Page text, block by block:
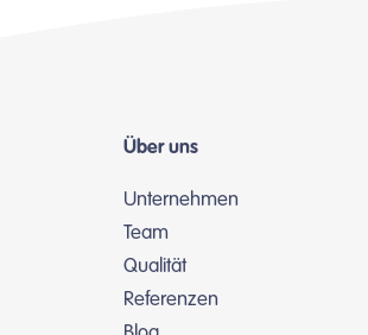
Über uns
Unternehmen
Team
Qualität
Referenzen